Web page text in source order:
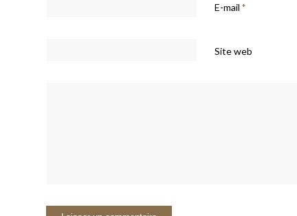
E-mail *
Site web